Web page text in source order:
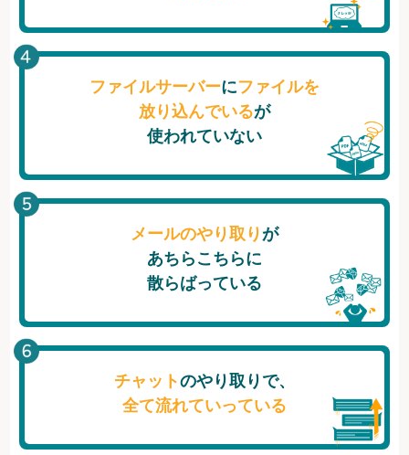
ファイルサーバーにファイルを
放り込んでいるが
使われていない
メールのやり取り が
あちらこちらに
散らばっている
チャットのやり取りで、
全て流れていっている